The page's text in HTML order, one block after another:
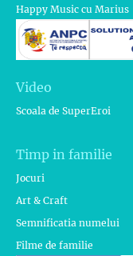
Happy Music cu Marius
Video
Scoala de SuperEroi
Timp in familie
Jocuri
Art & Craft
Semnificatia numelui
Filme de familie